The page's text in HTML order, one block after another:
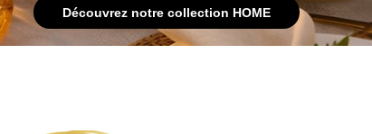
Découvrez notre collection HOME